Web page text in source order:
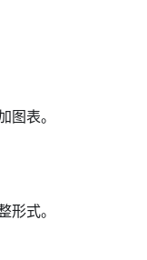
图表。
形式。